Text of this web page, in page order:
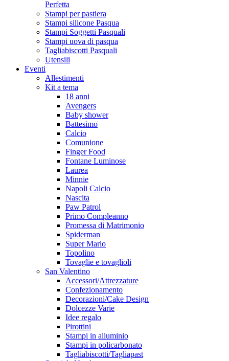
Perfetta
Stampi per pastiera
Stampi silicone Pasqua
Stampi Soggetti Pasquali
Stampi uova di pasqua
Tagliabiscotti Pasquali
Utensili
Eventi
Allestimenti
Kit a tema
18 anni
Avengers
Baby shower
Battesimo
Calcio
Comunione
Finger Food
Fontane Luminose
Laurea
Minnie
Napoli Calcio
Nascita
Paw Patrol
Primo Compleanno
Promessa di Matrimonio
Spiderman
Super Mario
Topolino
Tovaglie e tovaglioli
San Valentino
Accessori/Attrezzature
Confezionamento
Decorazioni/Cake Design
Dolcezze Varie
Idee regalo
Pirottini
Stampi in alluminio
Stampi in policarbonato
Tagliabiscotti/Tagliapast